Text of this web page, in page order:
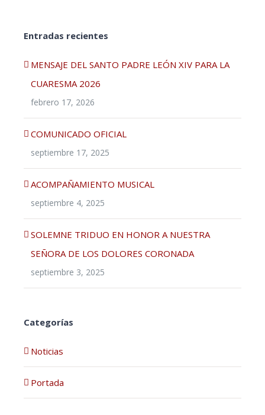
Entradas recientes
MENSAJE DEL SANTO PADRE LEÓN XIV PARA LA
CUARESMA 2026
febrero 17, 2026
COMUNICADO OFICIAL
septiembre 17, 2025
ACOMPAÑAMIENTO MUSICAL
septiembre 4, 2025
SOLEMNE TRIDUO EN HONOR A NUESTRA
SEÑORA DE LOS DOLORES CORONADA
septiembre 3, 2025
Categorías
Noticias
Portada